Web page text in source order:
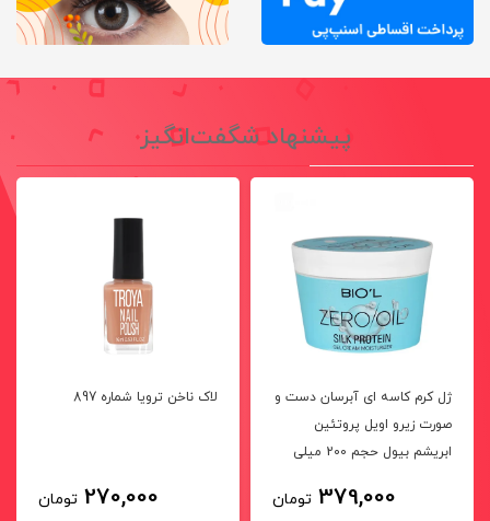
پیشنهاد شگفت‌انگیز
ژل کرم کاسه ای آبرسان دست و
صورت زیرو اویل پروتئین
ابریشم بیول حجم 200 میلی
379,000 تومان
لاک ناخن ترویا شماره 897
270,000 تومان